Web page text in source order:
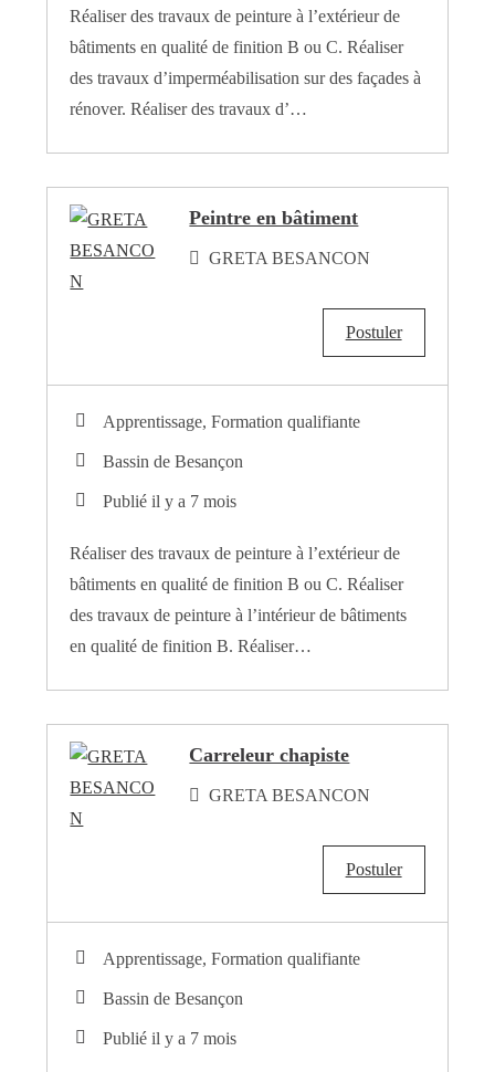
Réaliser des travaux de peinture à l’extérieur de
bâtiments en qualité de finition B ou C. Réaliser
des travaux d’imperméabilisation sur des façades à
rénover. Réaliser des travaux d’…
Peintre en bâtiment
GRETA BESANCON
Postuler
Apprentissage, Formation qualifiante
Bassin de Besançon
Publié il y a 7 mois
Réaliser des travaux de peinture à l’extérieur de
bâtiments en qualité de finition B ou C. Réaliser
des travaux de peinture à l’intérieur de bâtiments
en qualité de finition B. Réaliser…
Carreleur chapiste
GRETA BESANCON
Postuler
Apprentissage, Formation qualifiante
Bassin de Besançon
Publié il y a 7 mois